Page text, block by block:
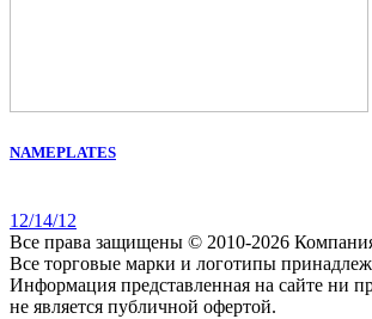
NAMEPLATES
12/14/12
Все права защищены © 2010-2026
Все торговые марки и логотипы
Информация представленная на сайте ни
не является публичной офертой.